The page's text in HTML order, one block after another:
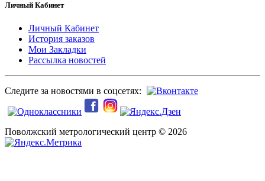
Личный Кабинет
Личный Кабинет
История заказов
Мои Закладки
Рассылка новостей
Следите за новостями в соцсетях:
Поволжский метрологический центр © 2026